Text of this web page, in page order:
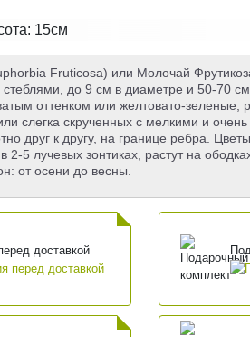
15см
Fruticosa) или Молочай
до 9 см в диаметре и 50-70
оттенком или желтовато-зеленые,
слегка скрученных с мелкими и
друг к другу, на границе ребра.
2-5 лучевых зонтиках, растут на
от осени до весны.
доставкой